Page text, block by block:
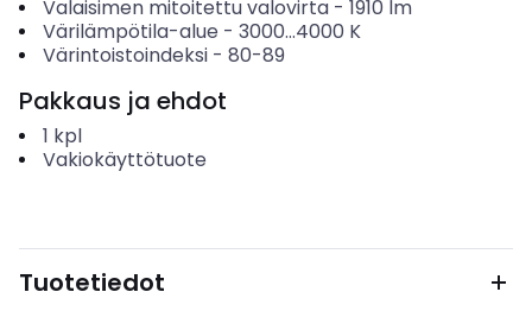
Valaisimen mitoitettu valovirta- 1910 lm
Värilämpötila-alue - 3000...4000 K
Värintoistoindeksi- 80-89
Pakkaus ja ehdot
1 kpl
Vakiokäyttötuote
Tuotetiedot